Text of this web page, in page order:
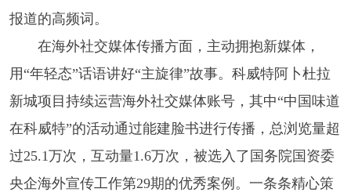
报道的高频词。
在海外社交媒体传播方面，主动拥抱新媒体，
用“年轻态”话语讲好“主旋律”故事。科威特阿卜杜拉
新城项目持续运营海外社交媒体账号，其中“中国味道
在科威特”的活动通过能建脸书进行传播，总浏览量超
过25.1万次，互动量1.6万次，被选入了国务院国资委
央企海外宣传工作第29期的优秀案例。一条条精心策